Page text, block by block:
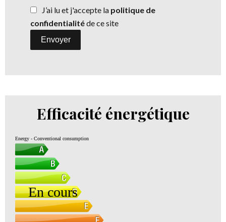
J’ai lu et j'accepte la politique de
confidentialitéde ce site
Envoyer
Efficacité énergétique